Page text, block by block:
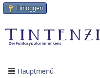
Einloggen
Hauptmenü